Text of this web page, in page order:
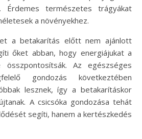
természetes trágyákat
a növényekhez.
a betakarítás előtt nem ajánlott
őket abban, hogy energiájukat a
összpontosítsák. Az egészséges
gondozás következtében
lesznek, így a betakarításkor
A csicsóka gondozása tehát
segíti, hanem a kertészkedés